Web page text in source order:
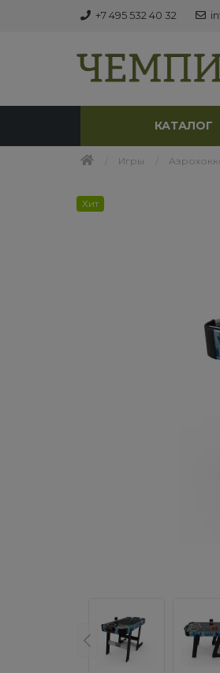
+7 495 532 40 32
КАТАЛОГ
Игры
Хит